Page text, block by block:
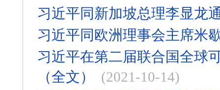
习近平同新加坡总理李显龙
习近平同欧洲理事会主席米
习近平在第二届联合国全球
（全文）
(2021-10-14)